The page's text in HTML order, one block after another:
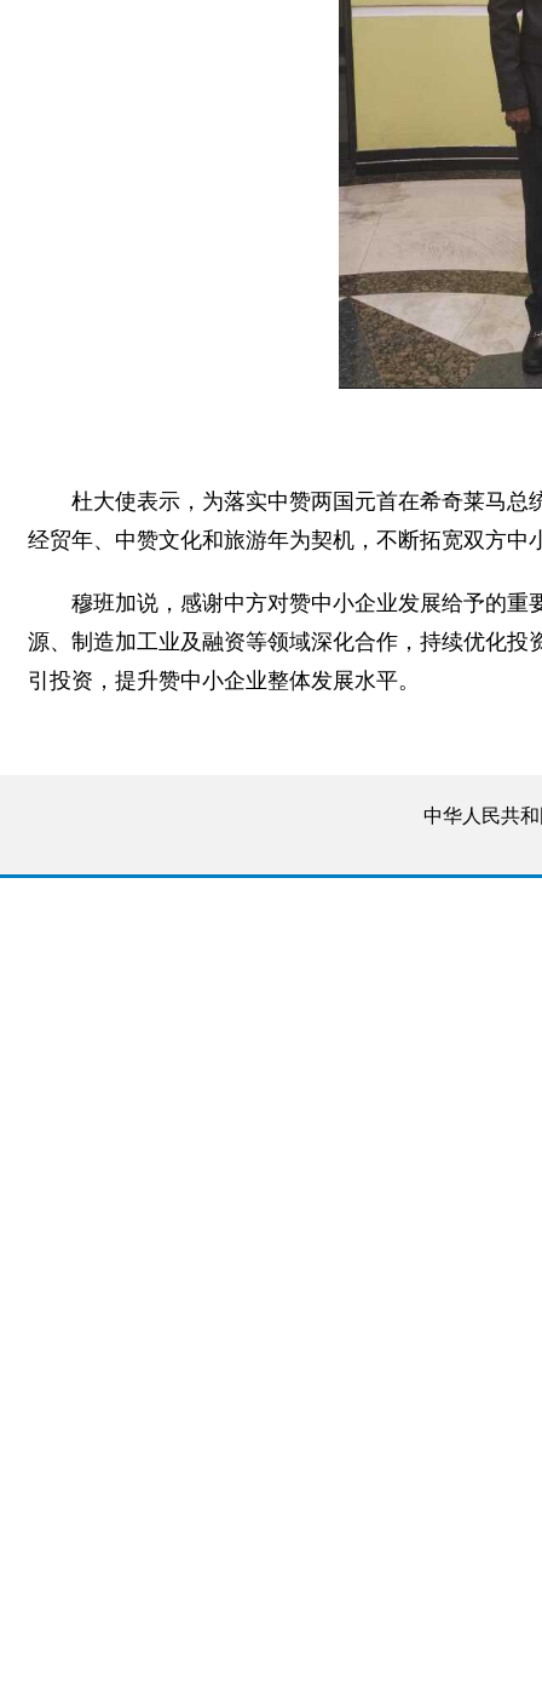
杜大使表示，为落实中赞两国元首在希奇莱马总
经贸年、中赞文化和旅游年为契机，不断拓宽双方中
穆班加说，感谢中方对赞中小企业发展给予的
源、制造加工业及融资等领域深化合作，持续优化
引投资，提升赞中小企业整体发展水平。
中华人民共